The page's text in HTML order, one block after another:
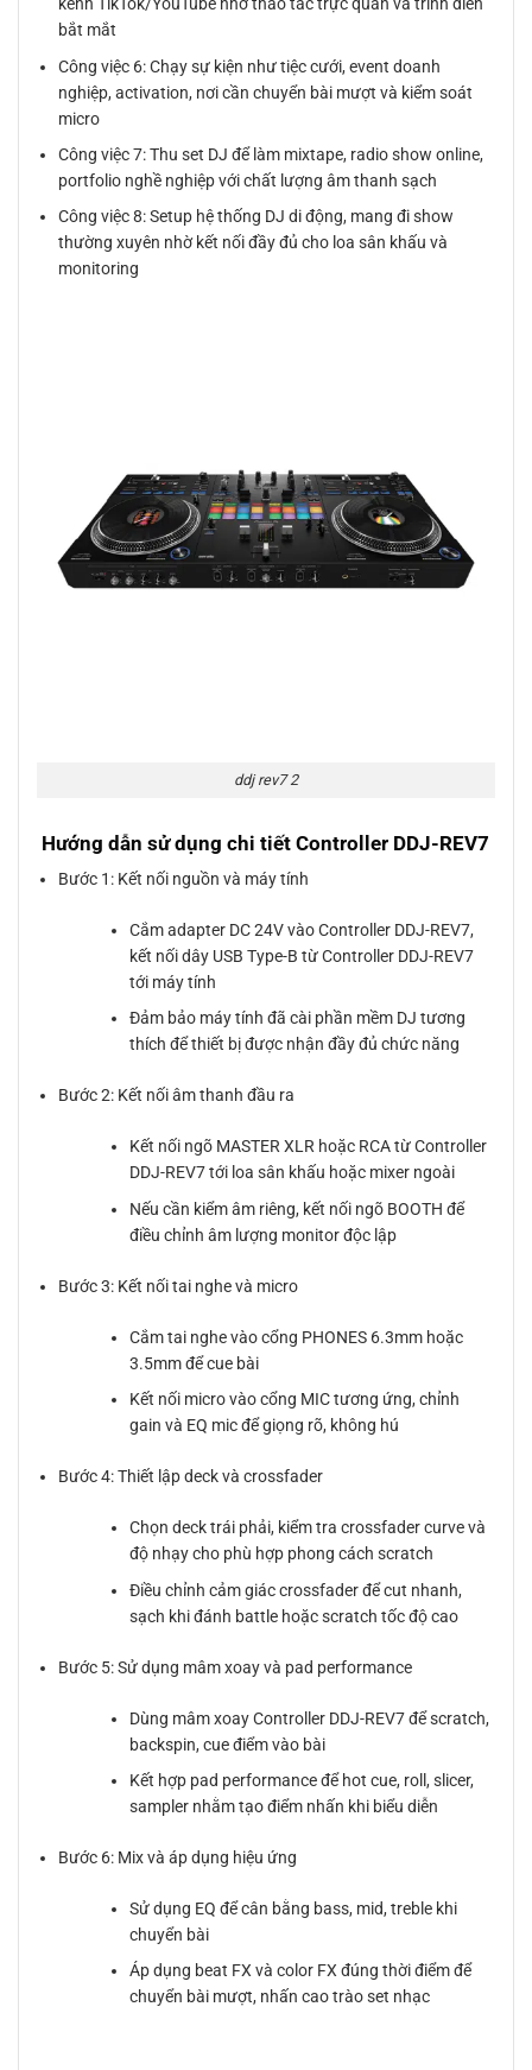
kênh TikTok/YouTube nhờ thao tác trực quan và trình diễn
bắt mắt
Công việc 6: Chạy sự kiện như tiệc cưới, event doanh
nghiệp, activation, nơi cần chuyển bài mượt và kiểm soát
micro
Công việc 7: Thu set DJ để làm mixtape, radio show online,
portfolio nghề nghiệp với chất lượng âm thanh sạch
Công việc 8: Setup hệ thống DJ di động, mang đi show
thường xuyên nhờ kết nối đầy đủ cho loa sân khấu và
monitoring
ddj rev7 2
Hướng dẫn sử dụng chi tiết Controller DDJ-REV7
Bước 1: Kết nối nguồn và máy tính
Cắm adapter DC 24V vào Controller DDJ-REV7,
kết nối dây USB Type-B từ Controller DDJ-REV7
tới máy tính
Đảm bảo máy tính đã cài phần mềm DJ tương
thích để thiết bị được nhận đầy đủ chức năng
Bước 2: Kết nối âm thanh đầu ra
Kết nối ngõ MASTER XLR hoặc RCA từ Controller
DDJ-REV7 tới loa sân khấu hoặc mixer ngoài
Nếu cần kiểm âm riêng, kết nối ngõ BOOTH để
điều chỉnh âm lượng monitor độc lập
Bước 3: Kết nối tai nghe và micro
Cắm tai nghe vào cổng PHONES 6.3mm hoặc
3.5mm để cue bài
Kết nối micro vào cổng MIC tương ứng, chỉnh
gain và EQ mic để giọng rõ, không hú
Bước 4: Thiết lập deck và crossfader
Chọn deck trái phải, kiểm tra crossfader curve và
độ nhạy cho phù hợp phong cách scratch
Điều chỉnh cảm giác crossfader để cut nhanh,
sạch khi đánh battle hoặc scratch tốc độ cao
Bước 5: Sử dụng mâm xoay và pad performance
Dùng mâm xoay Controller DDJ-REV7 để scratch,
backspin, cue điểm vào bài
Kết hợp pad performance để hot cue, roll, slicer,
sampler nhằm tạo điểm nhấn khi biểu diễn
Bước 6: Mix và áp dụng hiệu ứng
Sử dụng EQ để cân bằng bass, mid, treble khi
chuyển bài
Áp dụng beat FX và color FX đúng thời điểm để
chuyển bài mượt, nhấn cao trào set nhạc